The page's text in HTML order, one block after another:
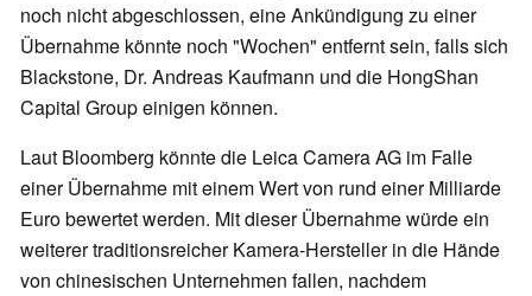
noch nicht abgeschlossen, eine Ankündigung zu einer
Übernahme könnte noch "Wochen" entfernt sein, falls sich
Blackstone, Dr. Andreas Kaufmann und die HongShan
Capital Group einigen können.
Laut Bloomberg könnte die Leica Camera AG im Falle
einer Übernahme mit einem Wert von rund einer Milliarde
Euro bewertet werden. Mit dieser Übernahme würde ein
weiterer traditionsreicher Kamera-Hersteller in die Hände
von chinesischen Unternehmen fallen, nachdem